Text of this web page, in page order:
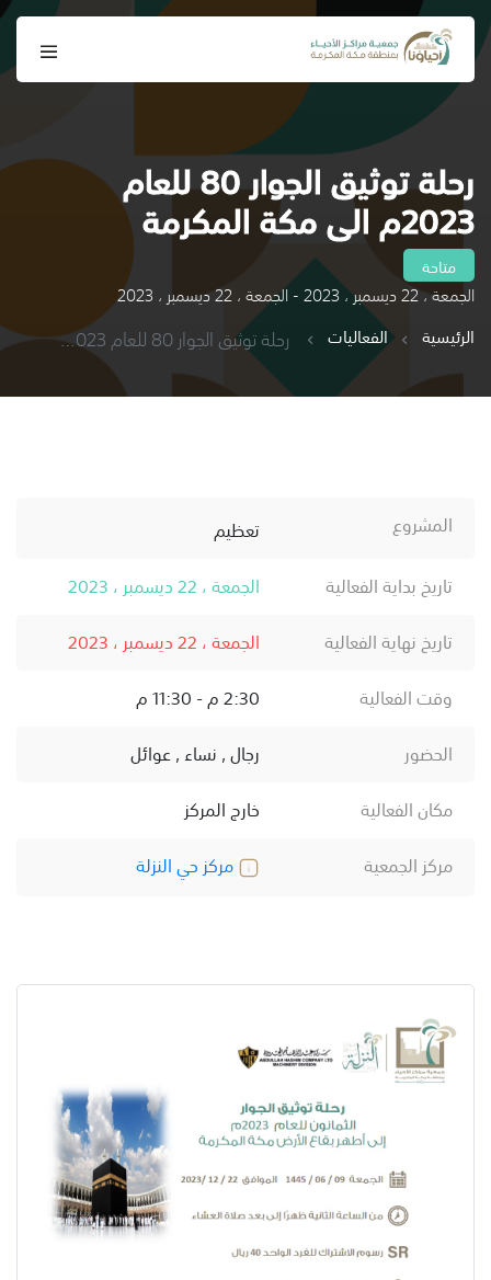
رحلة توثيق الجوار 80 للعام
2023م الى مكة المكرمة
متاحة
الجمعة ، 22 ديسمبر ، 2023 - الجمعة ، 22 ديسمبر ، 2023
الرئيسية
الفعاليات رحلة توثيق الجوار 80 للعام 2023م الى مكة المكرمة
المشروع
تعظيم
تاريخ بداية الفعالية
الجمعة ، 22 ديسمبر ، 2023
تاريخ نهاية الفعالية
الجمعة ، 22 ديسمبر ، 2023
وقت الفعالية
2:30 م - 11:30 م
الحضور
رجال , نساء , عوائل
مكان الفعالية
خارج المركز
مركز الجمعية
مركز حي النزلة